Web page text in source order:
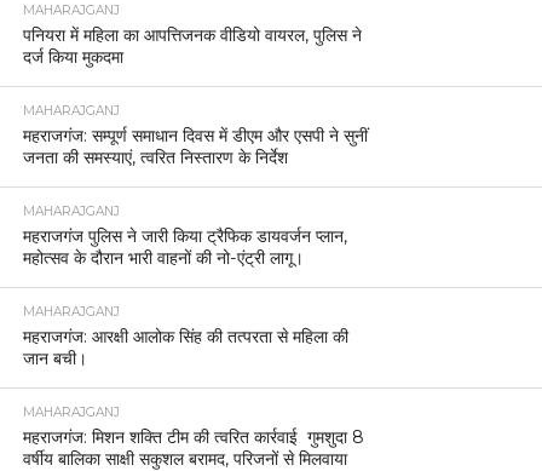
MAHARAJGANJ
पनियरा में महिला का आपत्तिजनक वीडियो वायरल, पुलिस ने
दर्ज किया मुकदमा
MAHARAJGANJ
महराजगंज: सम्पूर्ण समाधान दिवस में डीएम और एसपी ने सुनीं
जनता की समस्याएं, त्वरित निस्तारण के निर्देश
MAHARAJGANJ
महराजगंज पुलिस ने जारी किया ट्रैफिक डायवर्जन प्लान,
महोत्सव के दौरान भारी वाहनों की नो-एंट्री लागू।
MAHARAJGANJ
महराजगंज: आरक्षी आलोक सिंह की तत्परता से महिला की
जान बची।
MAHARAJGANJ
महराजगंज: मिशन शक्ति टीम की त्वरित कार्रवाई गुमशुदा 8
वर्षीय बालिका साक्षी सकुशल बरामद, परिजनों से मिलवाया